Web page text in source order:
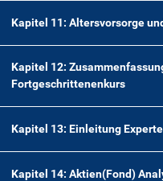
Kapitel 11: Altersvorsorge
Kapitel 12:
Fortgeschrittenenkurs
Kapitel 13: Einleitung
Kapitel 14: Aktien(Fond)